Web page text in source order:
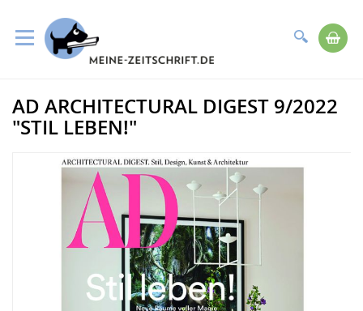
Suche
zum
Inhalt
Zum
Ende
der
AD ARCHITECTURAL DIGEST 9/2022
"STIL LEBEN!"